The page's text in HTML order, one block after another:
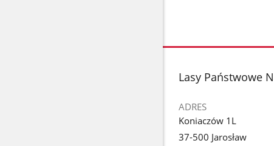
stopka
Lasy Państwowe
ADRES
Koniaczów 1L
37-500 Jarosław